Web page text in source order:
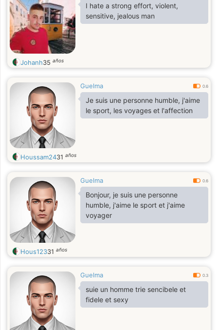
I hate a strong effort, violent,
sensitive, jealous man
Johanh35 años
Guelma 0.6
Je suis une personne humble, j'aime
le sport, les voyages et l'affection
Houssam2431 años
Guelma 0.6
Bonjour, je suis une personne
humble, j'aime le sport et j'aime
voyager
Hous12331 años
Guelma 0.3
suie un homme trie sencibele et
fidele et sexy